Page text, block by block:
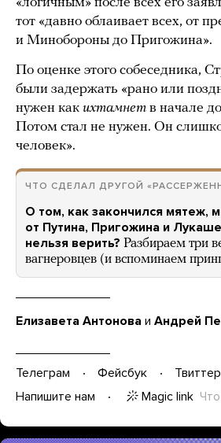
тот «давно облаивает всех, от
и Минобороны до Пригожина».
По оценке этого собеседника,
были задержать «рано или
нужен как ихтамнет в начале
Потом стал не нужен. Он
человек».
ЧТО СДЕЛАЛ ДРУГОЙ
О том, как закончился мятеж,
от Путина, Пригожина и
нельзя верить? Разбираем три
вагнеровцев (и вспоминаем
Елизавета Антонова и Андрей
Телеграм Фейсбук Твиттер
Напишите нам
Magic link